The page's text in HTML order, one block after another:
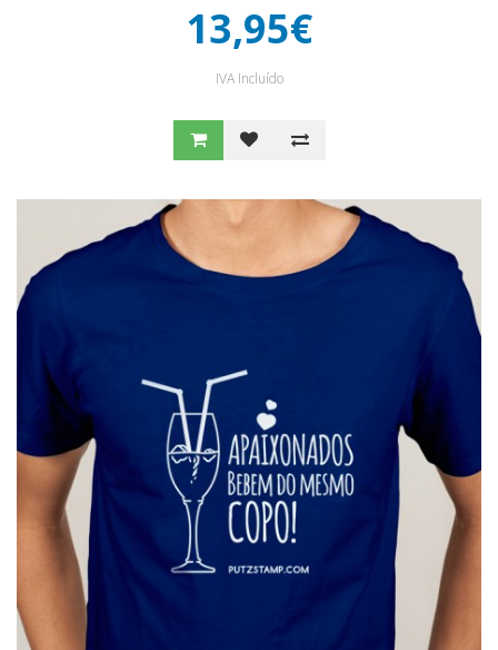
13,95€
IVA Incluído